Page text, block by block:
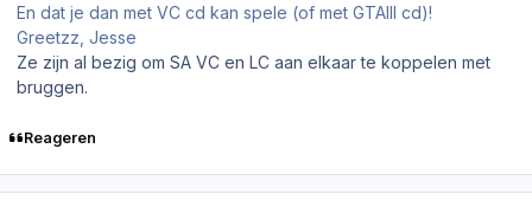
En dat je dan met VC cd kan spele (of met GTAIII cd)!
Greetzz, Jesse
Ze zijn al bezig om SA VC en LC aan elkaar te koppelen met
bruggen.
Reageren